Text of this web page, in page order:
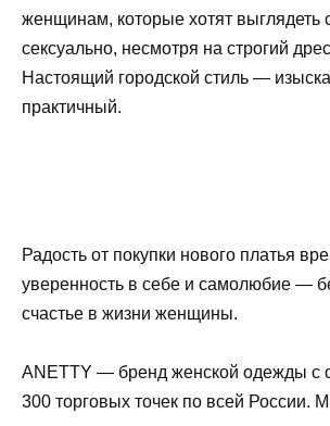
женщинам, которые хотят выглядеть
сексуально, несмотря на строгий
Настоящий городской стиль —
практичный.
Радость от покупки нового платья
уверенность в себе и самолюбие —
счастье в жизни женщины.
ANETTY — бренд женской одежды с
300 торговых точек по всей России.